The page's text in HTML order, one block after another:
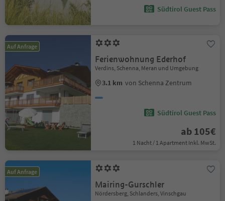
Südtirol Guest Pass
Auf Anfrage
Ferienwohnung Ederhof
Verdins, Schenna, Meran und Umgebung
3.1 km von Schenna Zentrum
Südtirol Guest Pass
ab 105€
1 Nacht / 1 Apartment Inkl. MwSt.
Auf Anfrage
Mairing-Gurschler
Nördersberg, Schlanders, Vinschgau